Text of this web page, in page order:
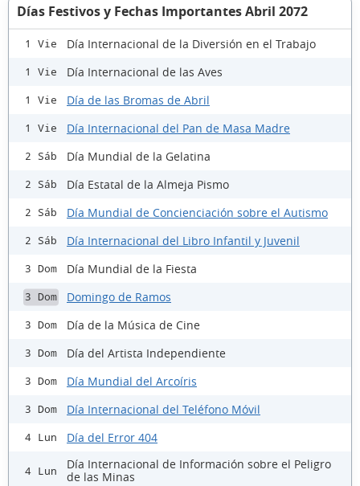
Días Festivos y Fechas Importantes Abril 2072
1 Vie Día Internacional de la Diversión en el Trabajo
1 Vie Día Internacional de las Aves
1 Vie Día de las Bromas de Abril
1 Vie Día Internacional del Pan de Masa Madre
2 Sáb Día Mundial de la Gelatina
2 Sáb Día Estatal de la Almeja Pismo
2 Sáb Día Mundial de Concienciación sobre el Autismo
2 Sáb Día Internacional del Libro Infantil y Juvenil
3 Dom Día Mundial de la Fiesta
3 Dom Domingo de Ramos
3 Dom Día de la Música de Cine
3 Dom Día del Artista Independiente
3 Dom Día Mundial del Arcoíris
3 Dom Día Internacional del Teléfono Móvil
4 Lun Día del Error 404
4 Lun
Día Internacional de Información sobre el Peligro
de las Minas